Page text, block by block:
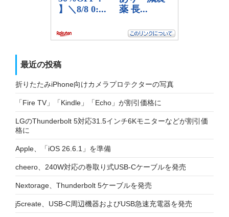
最近の投稿
折りたたみiPhone向けカメラプロテクターの写真
「Fire TV」「Kindle」「Echo」が割引価格に
LGのThunderbolt 5対応31.5インチ6Kモニターなどが割引価
格に
Apple、「iOS 26.6.1」を準備
cheero、240W対応の巻取り式USB-Cケーブルを発売
Nextorage、Thunderbolt 5ケーブルを発売
j5create、USB-C周辺機器およびUSB急速充電器を発売